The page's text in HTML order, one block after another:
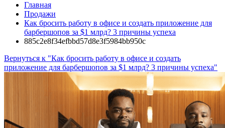
Главная
Продажи
Как бросить работу в офисе и создать приложение для
барбершопов за $1 млрд? 3 причины успеха
885c2e8f34efbbd57d8e3f5984bb950c
Вернуться к "Как бросить работу в офисе и создать
приложение для барбершопов за $1 млрд? 3 причины успеха"